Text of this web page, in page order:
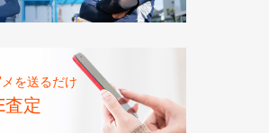
を送るだけ
査定